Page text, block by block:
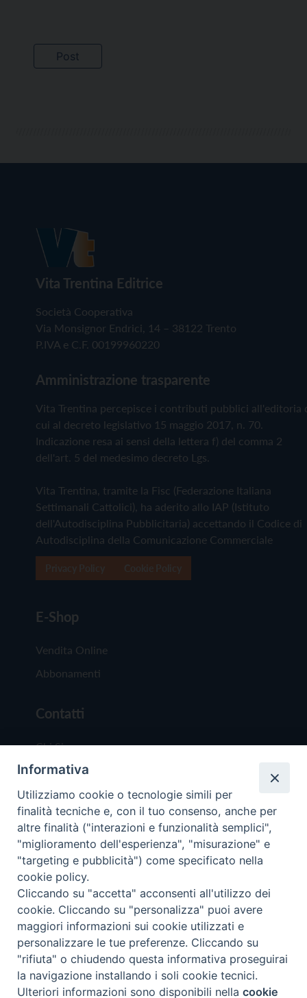
Vita Trentina Editrice
Società Cooperativa
Via Monsignor Endrici, 14 – 38122 Trento
P.IVA e C.F. 00199960220
Amministrazione trasparente
Vita Trentina percepisce i contributi pubblici all'editoria
cui al decreto legislativo 15 maggio 2017, n. 70.
Indicazione resa ai sensi della lettera f) del comma 2
dell'art. 5 del medesimo decreto Lgs.
Vita Trentina, tramite la Fisc (Federazione Italiana
Settimanali Cattolici), ha aderito allo IAP (Istituto
dell'Autodisciplina Pubblicitaria) accettando il Codice di
Autodisciplina della Comunicazione Commerciale
E-Shop
Vendita Online
Abbonamenti
Contatti
Chi Siamo
Redazione
Scrivici
Copyright © 2019 - Tutti i diritti riservati - Vita
Trentina Editrice
Privacy Policy
Torna
Preferenze Cookie
Informativa
Utilizziamo cookie o tecnologie simili per
finalità tecniche e, con il tuo consenso, anche per
altre finalità ("interazioni e funzionalità semplici",
"miglioramento dell'esperienza", "misurazione" e
"targeting e pubblicità") come specificato nella
cookie policy.
Cliccando su "accetta" acconsenti all'utilizzo dei
cookie. Cliccando su "personalizza" puoi avere
maggiori informazioni sui cookie utilizzati e
personalizzare le tue preferenze. Cliccando su
"rifiuta" o chiudendo questa informativa proseguirai
la navigazione installando i soli cookie tecnici.
Ulteriori informazioni sono disponibili nellacookie